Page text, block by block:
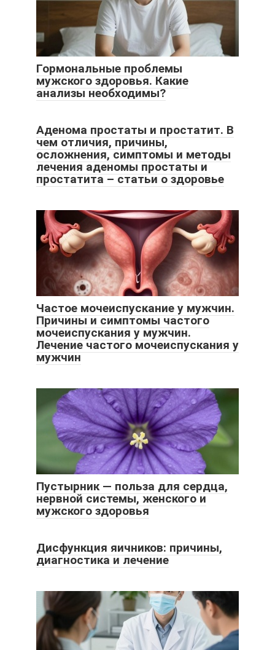
Гормональные проблемы
мужского здоровья. Какие
анализы необходимы?
Аденома простаты и простатит. В
чем отличия, причины,
осложнения, симптомы и методы
лечения аденомы простаты и
простатита – статьи о здоровье
Частое мочеиспускание у мужчин.
Причины и симптомы частого
мочеиспускания у мужчин.
Лечение частого мочеиспускания у
мужчин
Пустырник — польза для сердца,
нервной системы, женского и
мужского здоровья
Дисфункция яичников: причины,
диагностика и лечение